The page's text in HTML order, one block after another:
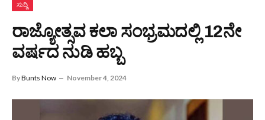
ಸುದ್ದಿ
ರಾಜ್ಯೋತ್ಸವ ಕಲಾ ಸಂಭ್ರಮದಲ್ಲಿ 12ನೇ
ವರ್ಷದ ನುಡಿ ಹಬ್ಬ
ByBunts Now November 4, 2024